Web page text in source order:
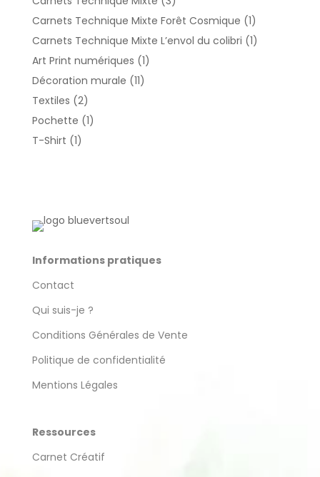
produits
Carnets Technique Mixte Forêt Cosmique 11
produit
Carnets Technique Mixte L’envol du colibri 11
Art Print numériques 11
Décoration murale 1111
Textiles 22
produits
Pochette 11
T-Shirt 11
Informations pratiques
Contact
Qui suis-je ?
Conditions Générales de Vente
Politique de confidentialité
Mentions Légales
Ressources
Carnet Créatif